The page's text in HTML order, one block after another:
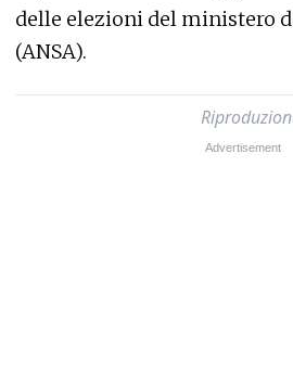
delle elezioni del ministero
(ANSA).